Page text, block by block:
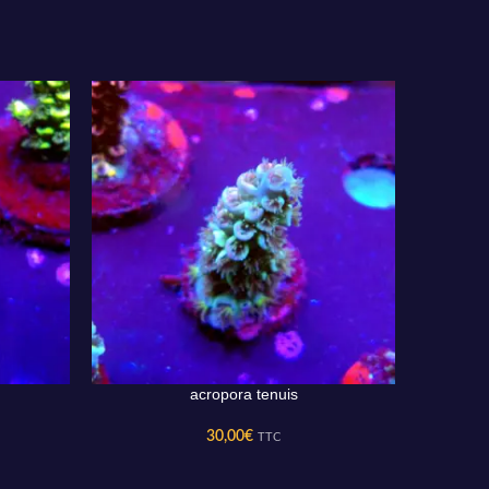
AJOUTER AU PANIERacropora tenuis
30,00€ TTC